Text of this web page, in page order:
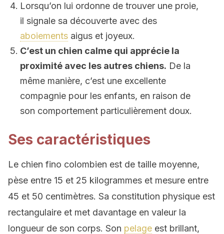
Lorsqu’on lui ordonne de trouver une proie,
il signale sa découverte avec des
aboiements aigus et joyeux.
C’est un chien calme qui apprécie la
proximité avec les autres chiens. De la
même manière, c’est une excellente
compagnie pour les enfants, en raison de
son comportement particulièrement doux.
Ses caractéristiques
Le chien fino colombien est de taille moyenne,
pèse entre 15 et 25 kilogrammes et mesure entre
45 et 50 centimètres. Sa constitution physique est
rectangulaire et met davantage en valeur la
longueur de son corps. Son pelage est brillant,